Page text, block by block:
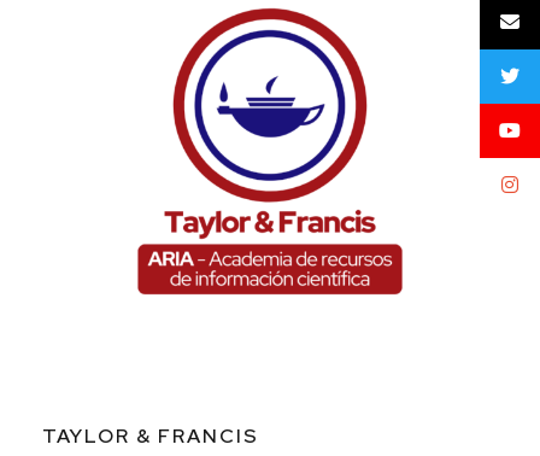
TAYLOR & FRANCIS